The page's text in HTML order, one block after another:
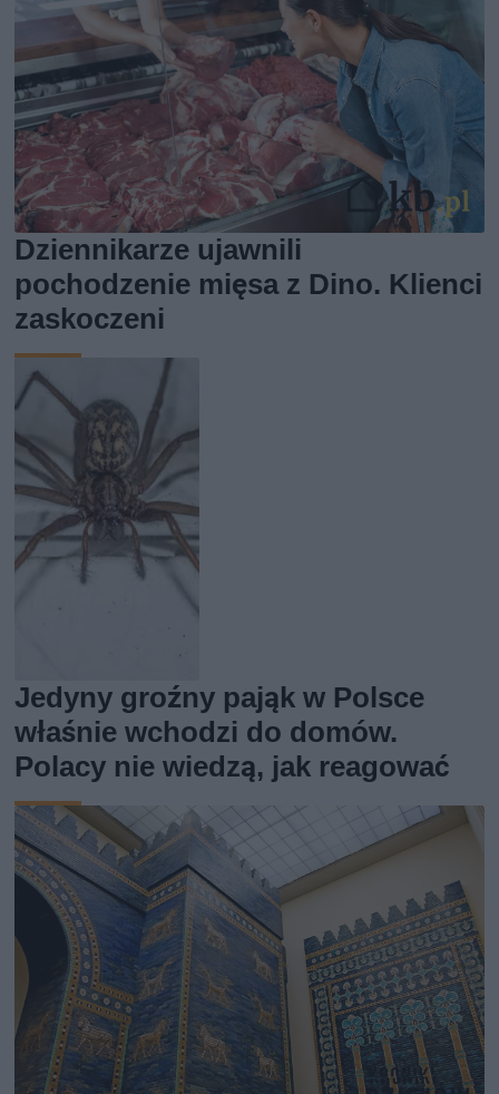
Dziennikarze ujawnili
pochodzenie mięsa z Dino. Klienci
zaskoczeni
Jedyny groźny pająk w Polsce
właśnie wchodzi do domów.
Polacy nie wiedzą, jak reagować